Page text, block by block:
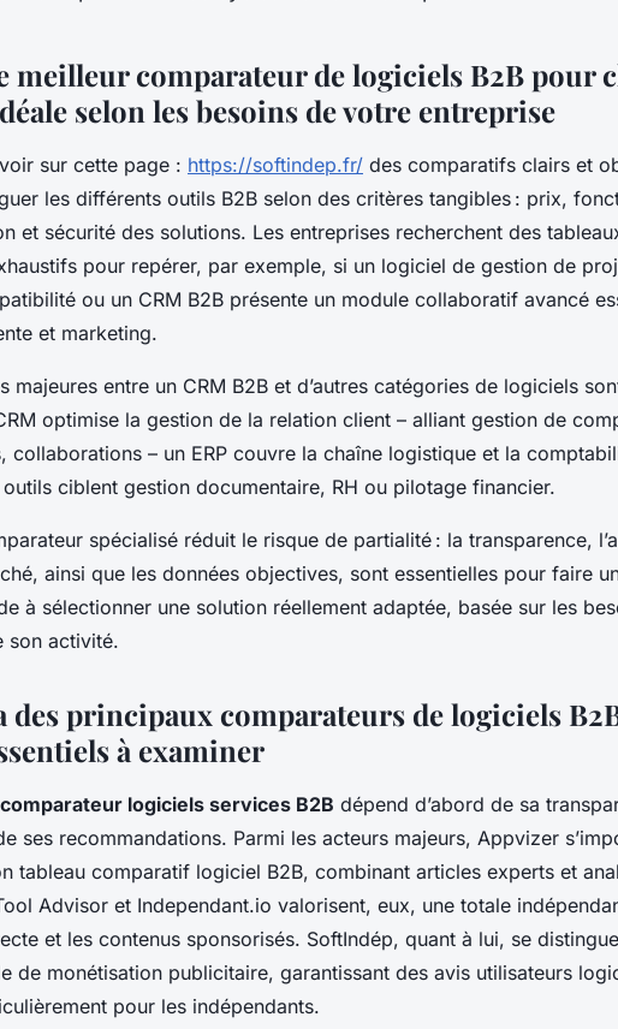
meilleur comparateur de logiciels B2B pour
selon les besoins de votre entreprise
sur cette page : https://softindep.fr/ des comparatifs clairs et
les différents outils B2B selon des critères tangibles : prix,
et sécurité des solutions. Les entreprises recherchent des
pour repérer, par exemple, si un logiciel de gestion de
ou un CRM B2B présente un module collaboratif avancé
et marketing.
majeures entre un CRM B2B et d’autres catégories de logiciels
optimise la gestion de la relation client – alliant gestion de
collaborations – un ERP couvre la chaîne logistique et la
ciblent gestion documentaire, RH ou pilotage financier.
spécialisé réduit le risque de partialité : la transparence,
ainsi que les données objectives, sont essentielles pour faire
à sélectionner une solution réellement adaptée, basée sur les
son activité.
des principaux comparateurs de logiciels
à examiner
comparateur logiciels services B2B dépend d’abord de sa
ses recommandations. Parmi les acteurs majeurs, Appvizer
tableau comparatif logiciel B2B, combinant articles experts et
Advisor et Independant.io valorisent, eux, une totale
et les contenus sponsorisés. SoftIndép, quant à lui, se
de monétisation publicitaire, garantissant des avis utilisateurs
pour les indépendants.